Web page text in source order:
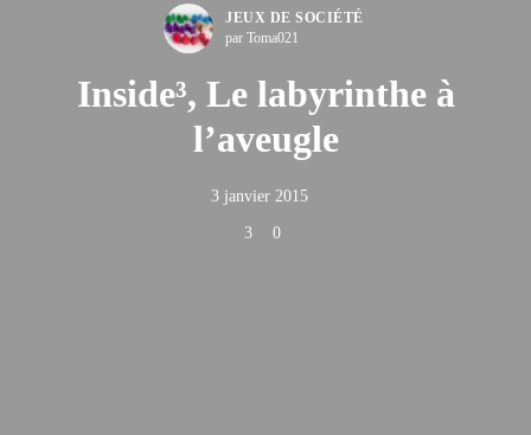
JEUX DE SOCIÉTÉ
par Toma021
Inside³, Le labyrinthe à
l’aveugle
3 janvier 2015
3 0